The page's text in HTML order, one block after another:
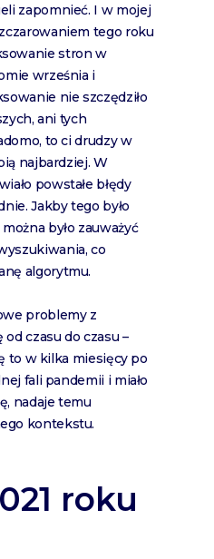
zapomnieć. I w mojej
tego roku
stron w
września i
nie szczędziło
ani tych
to ci drudzy w
najbardziej. W
powstałe błędy
Jakby tego było
było zauważyć
co
algorytmu.
problemy z
czasu do czasu –
to w kilka miesięcy po
fali pandemii i miało
nadaje temu
kontekstu.
roku